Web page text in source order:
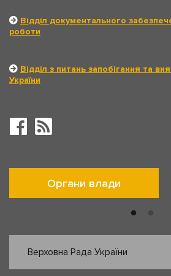
Відділ документального
роботи
Відділ з питань запобігання та
України
Органи влади
Верховна Рада України